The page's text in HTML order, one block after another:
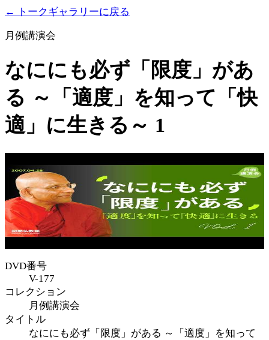
← トークギャラリーに戻る
月例講演会
なににも必ず「限度」があ
る ～「適度」を知って「快
適」に生きる～ 1
DVD番号
V-177
コレクション
月例講演会
タイトル
なににも必ず「限度」がある ～「適度」を知って